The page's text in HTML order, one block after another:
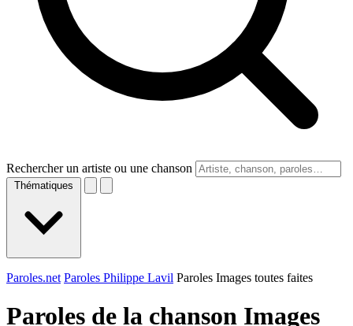
Rechercher un artiste ou une chanson
Thématiques
Paroles.net Paroles Philippe Lavil Paroles Images toutes faites
Paroles de la chanson Images